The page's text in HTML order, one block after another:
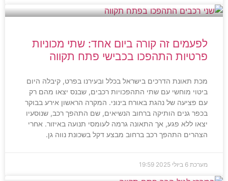
לפעמים זה קורה ביום אחד: שתי מכוניות
פרטיות התהפכו בכבישי פתח תקווה
מכת תאונת הדרכים בישראל בכלל ובעירנו בפרט, קיבלה היום
ביטוי מוחשי עם שתי התהפכויות רכבים, שבנס יצאו מהם רק
עם פציעה של נהגת באורח בינוני. המקרה הראשון אירע בבוקר
בכפר גנים הותיקה ברחוב הנשיאים, שם התהפך רכב, שנוסעיו
יצאו ללא פגע, אך התאונה גרמה לעומסי תנועה באיזור. אחרי
הצהרים התהפך רכב ברחוב מבצע דקל בשכונת נווה גן.
מערכת 6 ביולי 2025 19:59